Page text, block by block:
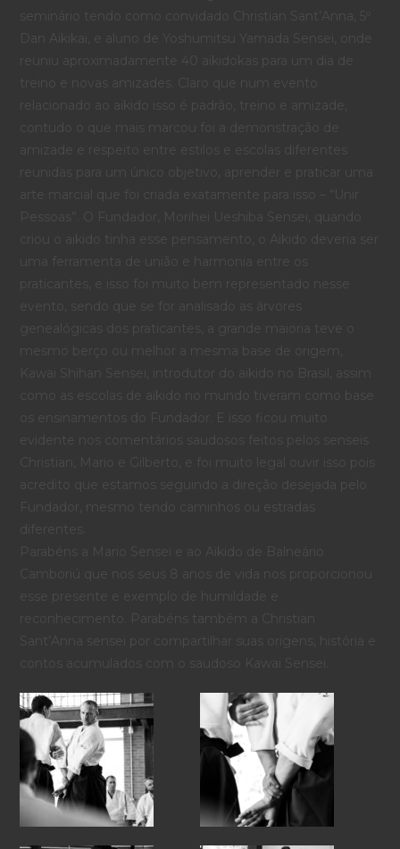
seminário tendo como convidado Christian Sant’Anna, 5º
Dan Aikikai, e aluno de Yoshumitsu Yamada Sensei, onde
reuniu aproximadamente 40 aikidokas para um dia de
treino e novas amizades. Claro que num evento
relacionado ao aikido isso é padrão, treino e amizade,
contudo o que mais marcou foi a demonstração de
amizade e respeito entre estilos e escolas diferentes
reunidas para um único objetivo, aprender e praticar uma
arte marcial que foi criada exatamente para isso – “Unir
criou o aikido tinha esse pensamento, o Aikido deveria ser
uma ferramenta de união e harmonia entre os
praticantes, e isso foi muito bem representado nesse
evento, sendo que se for analisado as árvores
genealógicas dos praticantes, a grande maioria teve o
mesmo berço ou melhor a mesma base de origem,
Kawai Shihan Sensei, introdutor do aikido no Brasil, assim
como as escolas de aikido no mundo tiveram como base
os ensinamentos do Fundador. E isso ficou muito
evidente nos comentários saudosos feitos pelos senseis
Christian, Mario e Gilberto, e foi muito legal ouvir isso pois
acredito que estamos seguindo a direção desejada pelo
Fundador, mesmo tendo caminhos ou estradas
diferentes.
Camboriú que nos seus 8 anos de vida nos proporcionou
esse presente e exemplo de humildade e
reconhecimento. Parabéns também a Christian
Sant’Anna sensei por compartilhar suas origens, história e
contos acumulados com o saudoso Kawai Sensei.